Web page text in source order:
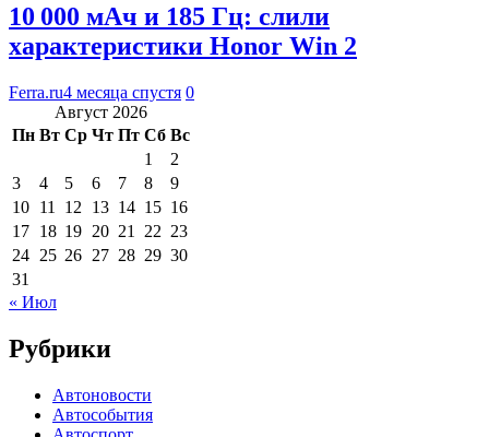
10 000 мАч и 185 Гц: слили
характеристики Honor Win 2
Ferra.ru4 месяца спустя 0
Август 2026
Пн Вт Ср Чт Пт Сб Вс
1
2
3
4 5 6 7 8
9
10 11 12 13 14 15 16
17 18 19 20 21 22 23
24 25 26 27 28 29 30
31
« Июл
Рубрики
Автоновости
Автособытия